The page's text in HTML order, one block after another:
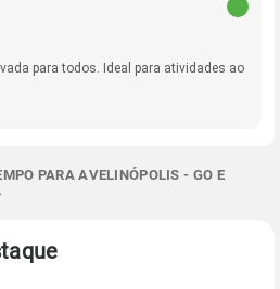
para todos. Ideal para atividades ao
PARA AVELINÓPOLIS - GO E